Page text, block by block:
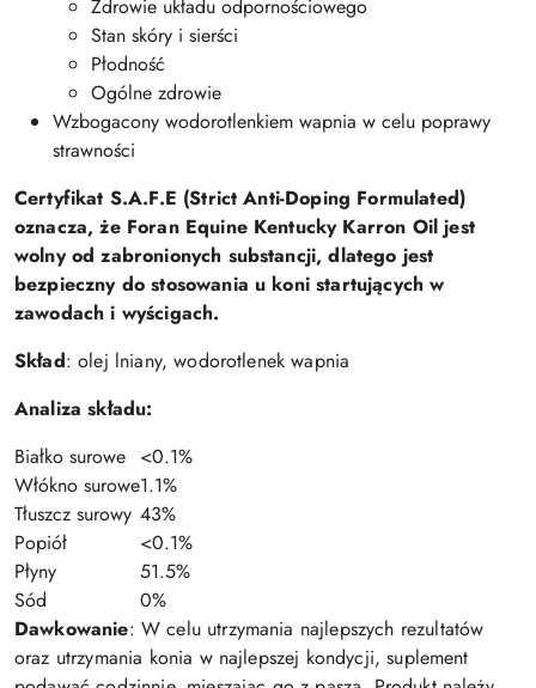
Zdrowie układu odpornościowego
Stan skóry i sierści
Płodność
Ogólne zdrowie
Wzbogacony wodorotlenkiem wapnia w celu poprawy
strawności
Certyfikat S.A.F.E (Strict Anti-Doping Formulated)
oznacza, że Foran Equine Kentucky Karron Oil jest
wolny od zabronionych substancji, dlatego jest
bezpieczny do stosowania u koni startujących w
zawodach i wyścigach.
Skład: olej lniany, wodorotlenek wapnia
Analiza składu:
Białko surowe <0.1%
Włókno surowe1.1%
Tłuszcz surowy 43%
Popiół
<0.1%
Płyny
51.5%
Sód
0%
Dawkowanie: W celu utrzymania najlepszych rezultatów
oraz utrzymania konia w najlepszej kondycji, suplement